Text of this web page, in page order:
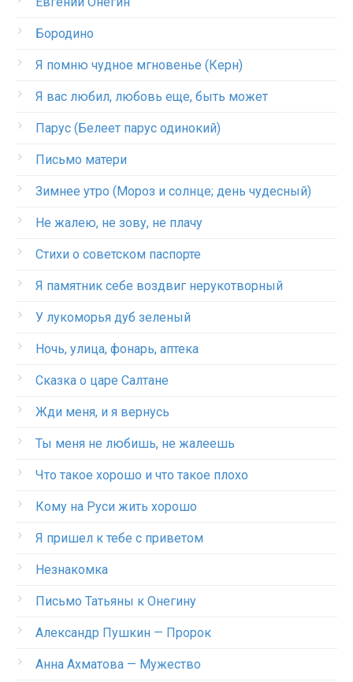
Бородино
Я помню чудное мгновенье (Керн)
Я вас любил, любовь еще, быть может
Парус (Белеет парус одинокий)
Письмо матери
Зимнее утро (Мороз и солнце; день чудесный)
Не жалею, не зову, не плачу
Стихи о советском паспорте
Я памятник себе воздвиг нерукотворный
У лукоморья дуб зеленый
Ночь, улица, фонарь, аптека
Сказка о царе Салтане
Жди меня, и я вернусь
Ты меня не любишь, не жалеешь
Что такое хорошо и что такое плохо
Кому на Руси жить хорошо
Я пришел к тебе с приветом
Незнакомка
Письмо Татьяны к Онегину
Александр Пушкин — Пророк
Анна Ахматова — Мужество